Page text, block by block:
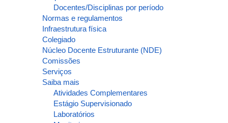
Docentes/Disciplinas por período
Normas e regulamentos
Infraestrutura física
Colegiado
Núcleo Docente Estruturante (NDE)
Comissões
Serviços
Saiba mais
Atividades Complementares
Estágio Supervisionado
Laboratórios